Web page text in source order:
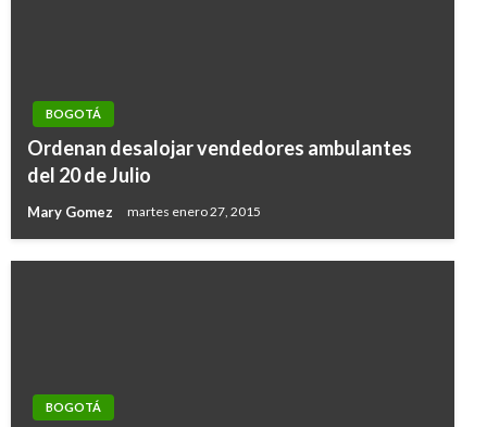
BOGOTÁ
Ordenan desalojar vendedores ambulantes
del 20 de Julio
Mary Gomez martes enero 27, 2015
BOGOTÁ